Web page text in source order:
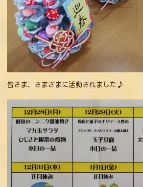
皆さま、さまざまに活動されました♪